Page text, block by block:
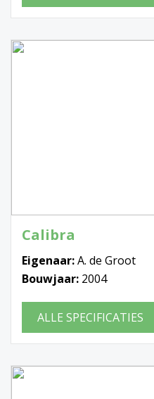
Calibra
Eigenaar:A. de Groot
Bouwjaar: 2004
ALLE SPECIFICATIES